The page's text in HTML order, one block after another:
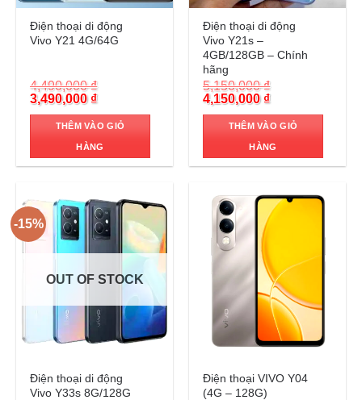
Điện thoại di động
Vivo Y21 4G/64G
4,490,000₫
Original
price
was:
3,490,000 ₫Current
is:
THÊM VÀO GIỎ
HÀNG
Điện thoại di động
Vivo Y21s –
4GB/128GB – Chính
hãng
5,150,000₫
Original
price
was:
4,150,000 ₫Current
is:
THÊM VÀO GIỎ
HÀNG
-15%
OUT OF STOCK
Điện thoại di động
Vivo Y33s 8G/128G
Trả góp 0%
Điện thoại VIVO Y04
(4G – 128G)